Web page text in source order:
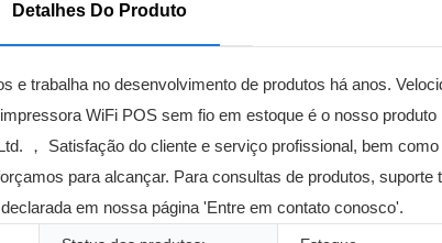
Detalhes Do Produto
e trabalha no desenvolvimento de produtos há anos.
WiFi POS sem fio em estoque é o nosso
， Satisfação do cliente e serviço profissional, bem
para alcançar. Para consultas de produtos, suporte
em nossa página 'Entre em contato conosco'.